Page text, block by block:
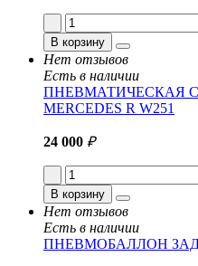
В корзину
Нет отзывов
Есть в наличии
ПНЕВМАТИЧЕСКАЯ
MERCEDES R W251
24 000 ₽
В корзину
Нет отзывов
Есть в наличии
ПНЕВМОБАЛЛОН